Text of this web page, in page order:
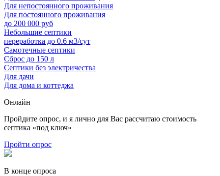
Для непостоянного проживания
Для постоянного проживания
до 200 000 руб
Небольшие септики
переработка до 0.6 м3/сут
Самотечные септики
Сброс до 150 л
Септики без электричества
Для дачи
Для дома и коттеджа
Онлайн
Пройдите опрос, и я лично для Вас рассчитаю стоимость
септика «под ключ»
Пройти опрос
В конце опроса